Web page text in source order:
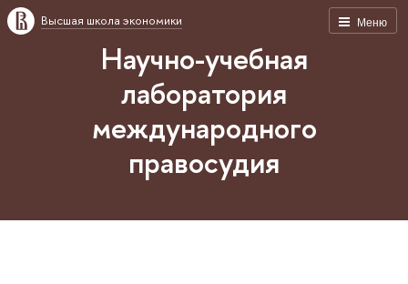
Меню
Высшая школа экономики
Научно-учебная
лаборатория
международного
правосудия